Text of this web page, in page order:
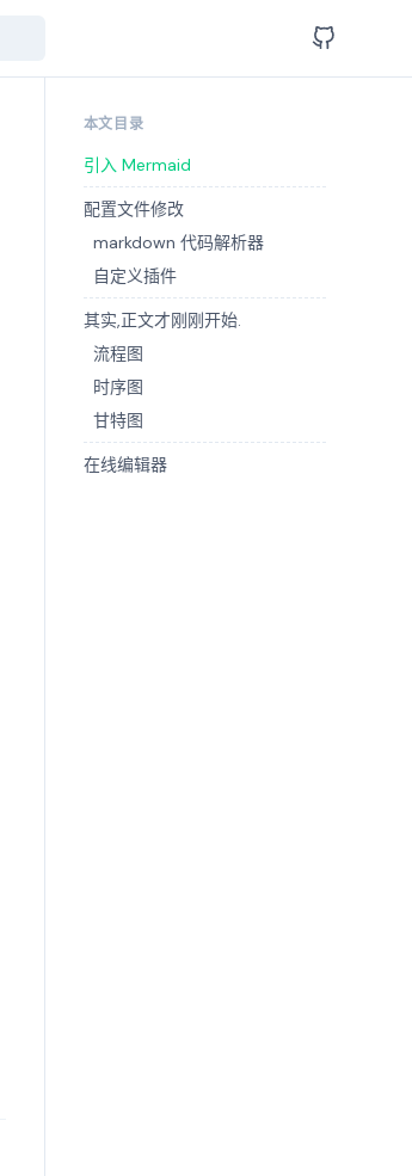
本文目录
引入 Mermaid
配置文件修改
markdown 代码解析器
自定义插件
其实,正文才刚刚开始.
流程图
时序图
甘特图
在线编辑器